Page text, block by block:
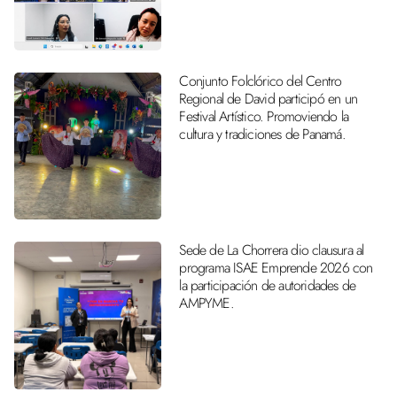
Conjunto Folclórico del Centro
Regional de David participó en un
Festival Artístico. Promoviendo la
cultura y tradiciones de Panamá.
Sede de La Chorrera dio clausura al
programa ISAE Emprende 2026 con
la participación de autoridades de
AMPYME.